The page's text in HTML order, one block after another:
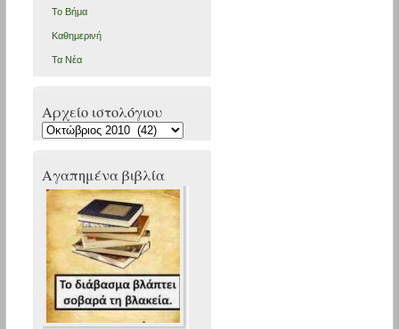
Το Βήμα
Καθημερινή
Τα Νέα
Αρχείο ιστολόγιου
Αρχείο
Αγαπημένα βιβλία